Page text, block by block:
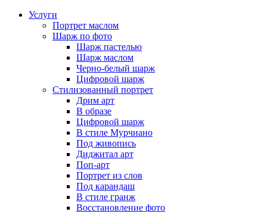
Услуги
Портрет маслом
Шарж по фото
Шарж пастелью
Шарж маслом
Черно-белый шарж
Цифровой шарж
Стилизованный портрет
Дрим арт
В образе
Цифровой шарж
В стиле Мурчиано
Под живопись
Диджитал арт
Поп-арт
Портрет из слов
Под карандаш
В стиле гранж
Восстановление фото